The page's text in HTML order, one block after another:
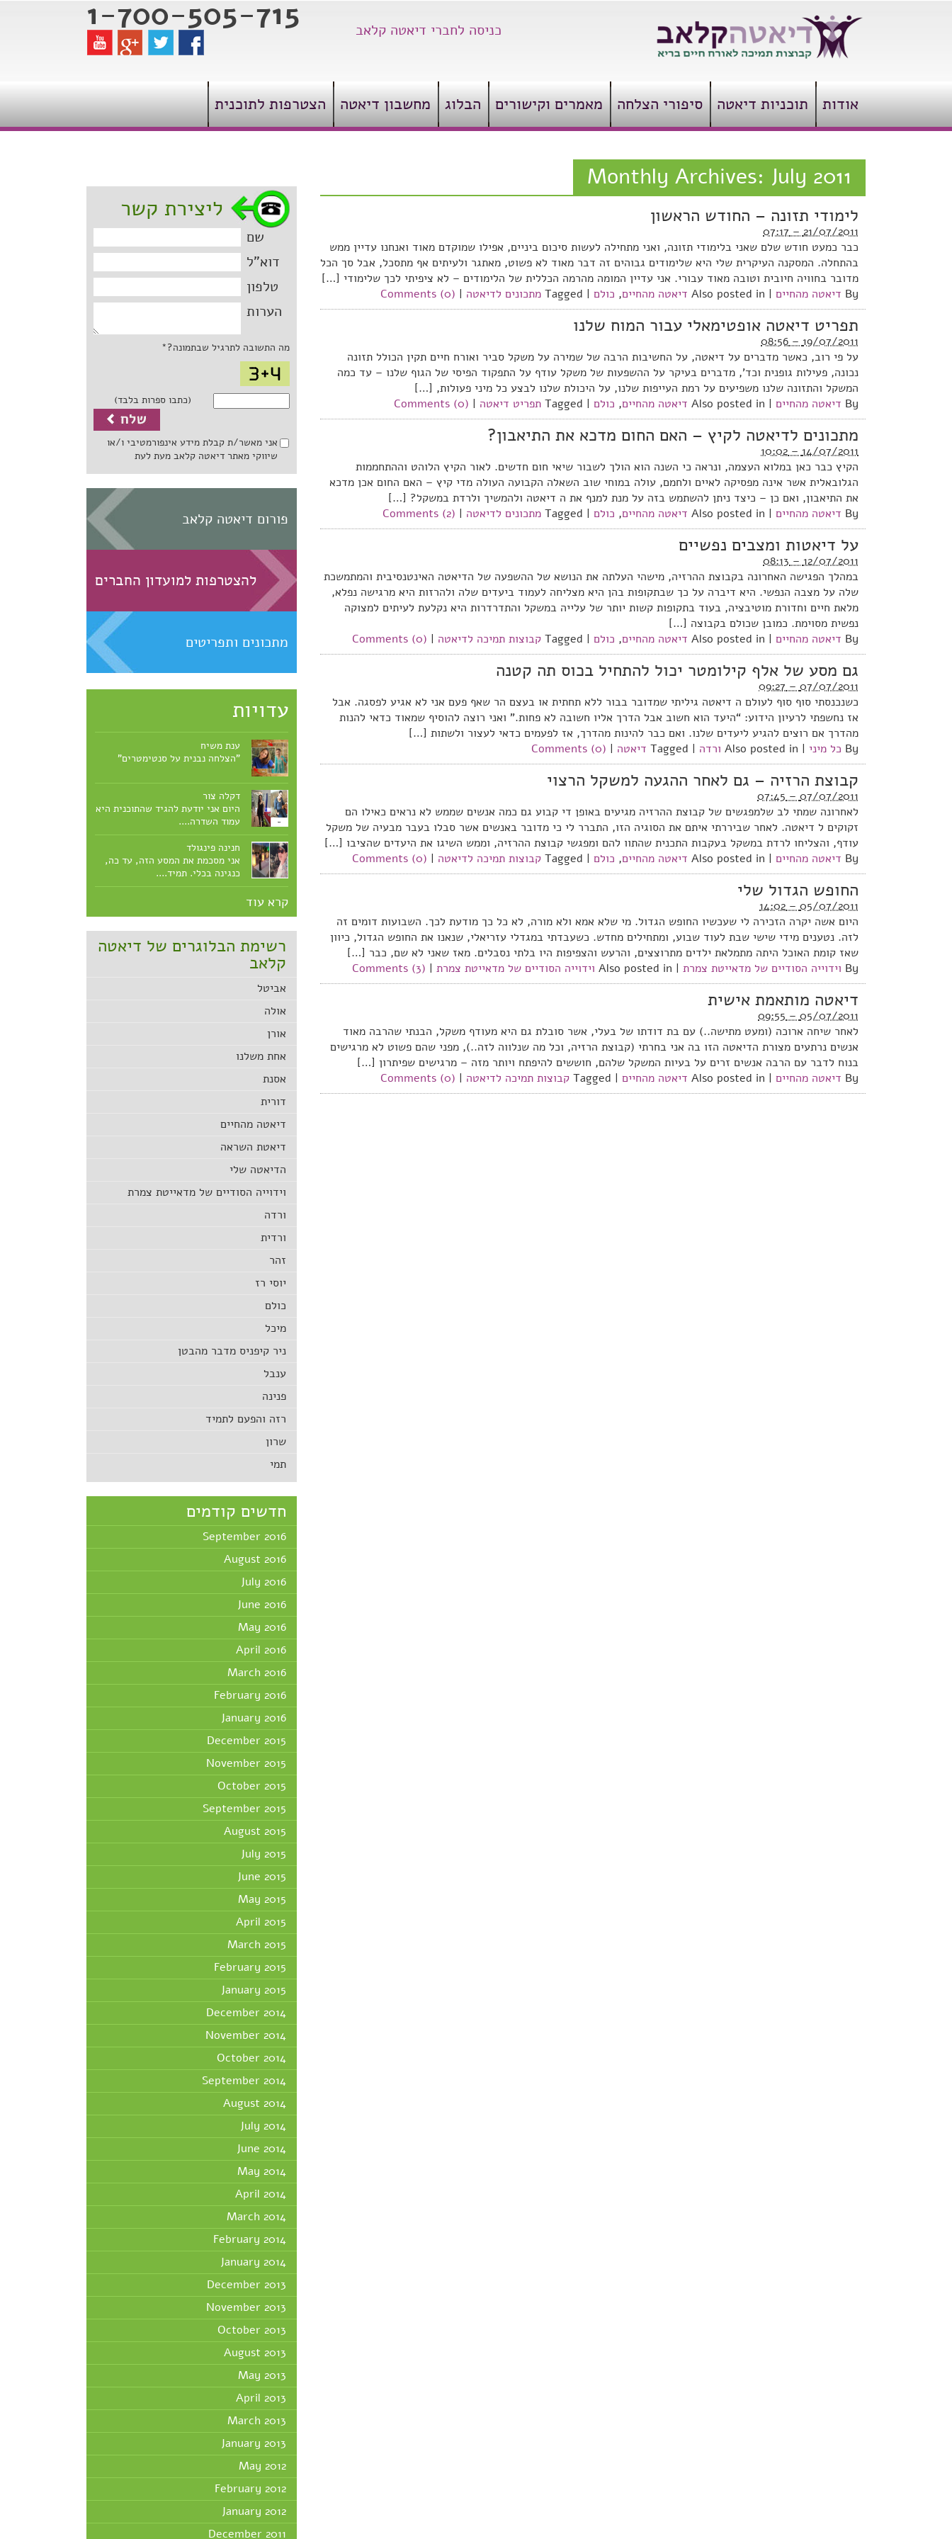
1-700-505-715 כניסה לחברי דיאטה קלאב
אודות תוכניות דיאטה סיפורי הצלחה מאמרים וקישורים הבלוג מחשבון דיאטה הצטרפות לתוכנית
ליצירת קשר
שם
דוא"ל
טלפון
הערות
מה התשובה לתרגיל שבתמונה?*
(כתבו ספרות בלבד)
אני מאשר/ת קבלת מידע אינפורמטיבי ו/או
שיווקי מאתר דיאטה קלאב מעת לעת
פורום דיאטה קלאב
להצטרפות למועדון החברים
מתכונים ותפריטים
עדויות
ענת משיח
"הצלחה נבנית על סנטימטרים"
דקלה צור
היום אני יודעת להגיד שהתוכנית היא
עמוד השדרה....
חנינה פינגולד
אני מסכמת את המסע הזה, עד כה,
כנגינה בכלי. תמיד....
קרא עוד
רשימת הבלוגרים של דיאטה
קלאב
אביטל
אולה
אורן
אחת משלנו
אסנת
דורית
דיאטה מהחיים
דיאטת השראה
הדיאטה שלי
וידוייה הסודיים של מדאייטת צמרת
ורדה
ורדית
זהר
יוסי רז
כולם
מיכל
ניר קיפניס מדבר מהבטן
ענבל
פנינה
רזה והפעם לתמיד
שרון
תמי
חדשים קודמים
September 2016
August 2016
July 2016
June 2016
May 2016
April 2016
March 2016
February 2016
January 2016
December 2015
November 2015
October 2015
September 2015
August 2015
July 2015
June 2015
May 2015
April 2015
March 2015
February 2015
January 2015
December 2014
November 2014
October 2014
September 2014
August 2014
July 2014
June 2014
May 2014
April 2014
March 2014
February 2014
January 2014
December 2013
November 2013
October 2013
August 2013
May 2013
April 2013
March 2013
January 2013
May 2012
February 2012
January 2012
December 2011
Monthly Archives: July 2011
לימודי תזונה – החודש הראשון
21/07/2011 – 07:17
כבר כמעט חודש שלם שאני בלימודי תזונה, ואני מתחילה לעשות סיכום ביניים, אפילו שמוקדם מאוד ואנחנו עדיין ממש
בהתחלה. המסקנה העיקרית שלי היא שלימודים גבוהים זה דבר מאוד לא פשוט, מאתגר ולעיתים אף מתסכל, אבל סך הכל
מדובר בחוויה חיובית וטובה מאוד עבורי. אני עדיין המומה מהרמה הכללית של הלימודים – לא ציפיתי לכך שלימודי […]
By דיאטה מהחיים |
Also posted in דיאטה מהחיים, כולם |
Tagged מתכונים לדיאטה |
Comments (0)
תפריט דיאטה אופטימאלי עבור המוח שלנו
19/07/2011 – 08:56
על פי רוב, כאשר מדברים על דיאטה, על החשיבות הרבה של שמירה על משקל סביר ואורח חיים תקין הכולל תזונה
נכונה, פעילות גופנית וכד’, מדברים בעיקר על ההשפעות של משקל עודף על התפקוד הפיסי של הגוף שלנו – עד כמה
המשקל והתזונה שלנו משפיעים על רמת העייפות שלנו, על היכולת שלנו לבצע כל מיני פעולות, […]
By דיאטה מהחיים |
Also posted in דיאטה מהחיים, כולם |
Tagged תפריט דיאטה |
Comments (0)
מתכונים לדיאטה לקיץ – האם החום מדכא את התיאבון?
14/07/2011 – 10:02
הקיץ כבר כאן במלוא העצמה, ונראה כי השנה הוא הולך לשבור שיאי חום חדשים. לאור הקיץ הלוהט וההתחממות
הגלובאלית אשר אינה מפסיקה לאיים ולחמם, עולה במוחי שוב השאלה הקבועה העולה מדי קיץ – האם החום אכן מדכא
את התיאבון, ואם כן – כיצד ניתן להשתמש בזה על מנת למנף את ה דיאטה ולהמשיך ולרדת במשקל? […]
By דיאטה מהחיים |
Also posted in דיאטה מהחיים, כולם |
Tagged מתכונים לדיאטה |
Comments (2)
על דיאטות ומצבים נפשיים
12/07/2011 – 08:13
במהלך הפגישה האחרונה בקבוצת ההרזיה, מישהי העלתה את הנושא של ההשפעה של הדיאטה האינטנסיבית והמתמשכת
שלה על מצבה הנפשי. היא דיברה על כך שבתקופות בהן היא מצליחה לעמוד ביעדים שלה ולהרזות היא מרגישה נפלא,
מלאת חיים וחדורת מוטיבציה, בעוד בתקופות קשות יותר של עלייה במשקל והתדרדרות היא נקלעת לעיתים למצוקה
נפשית מסוימת. כמובן שכולם בקבוצה […]
By דיאטה מהחיים |
Also posted in דיאטה מהחיים, כולם |
Tagged קבוצות תמיכה לדיאטה |
Comments (0)
גם מסע של אלף קילומטר יכול להתחיל בכוס תה קטנה
07/07/2011 – 09:27
כשנכנסתי סוף סוף לעולם ה דיאטה גיליתי שמדובר בבור ללא תחתית או בעצם הר שאף פעם אני לא אגיע לפסגה. אבל
אז נחשפתי לרעיון הידוע: “היעד הוא חשוב אבל הדרך אליו חשובה לא פחות.” ואני רוצה להוסיף שמאוד כדאי להנות
מהדרך אם רוצים להגיע ליעדים שלנו. ואם כבר להינות מהדרך, אז לפעמים כדאי לעצור ולשתות […]
By כל מיני |
Also posted in ורדה |
Tagged דיאטה |
Comments (0)
קבוצת הרזיה – גם לאחר ההגעה למשקל הרצוי
07/07/2011 – 07:45
לאחרונה שמתי לב שלמפגשים של קבוצת ההרזיה מגיעים באופן די קבוע גם כמה אנשים שממש לא נראים כאילו הם
זקוקים ל דיאטה. לאחר שביררתי איתם את הסוגיה הזו, התברר לי כי מדובר באנשים אשר סבלו בעבר מבעיה של משקל
עודף, והצליחו לרדת במשקל בעקבות התכנית שהתוו להם ומפגשי קבוצת ההרזיה, וממש השיגו את היעדים שהציבו […]
By דיאטה מהחיים |
Also posted in דיאטה מהחיים, כולם |
Tagged קבוצות תמיכה לדיאטה |
Comments (0)
החופש הגדול שלי
05/07/2011 – 14:02
היום אשה יקרה הזכירה לי שעכשיו החופש הגדול. מי שלא אמא ולא מורה, לא כל כך מודעת לכך. השבועות דומים זה
לזה. נטענים מידי שישי שבת לעוד שבוע, ומתחילים מחדש. כשעבדתי במגדלי עזריאלי, שנאנו את החופש הגדול, כיוון
שאז קומת האוכל היתה מתמלאת ילדים מתרוצצים, והרעש והצפיפות היו בלתי נסבלים. מאז שאני לא שם, כבר […]
By וידוייה הסודיים של מדאייטת צמרת |
Also posted in וידוייה הסודיים של מדאייטת צמרת |
Comments (3)
דיאטה מותאמת אישית
05/07/2011 – 09:55
לאחר שיחה ארוכה (ומעט מתישה..) עם בת דודתו של בעלי, אשר סובלת גם היא מעודף משקל, הבנתי שהרבה מאוד
אנשים נרתעים מצורת הדיאטה הזו בה אני בחרתי (קבוצת הרזיה, וכל מה שנלווה לזה..), מפני שהם פשוט לא מרגישים
בנוח לדבר עם הרבה אנשים זרים על בעיות המשקל שלהם, חוששים להיפתח ויותר מזה – מרגישים שפיתרון […]
By דיאטה מהחיים |
Also posted in דיאטה מהחיים |
Tagged קבוצות תמיכה לדיאטה |
Comments (0)